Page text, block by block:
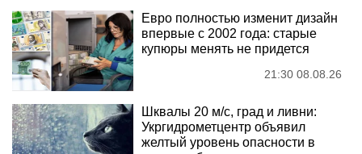
Евро полностью изменит дизайн
впервые с 2002 года: старые
купюры менять не придется
21:30 08.08.26
Шквалы 20 м/с, град и ливни:
Укргидрометцентр объявил
желтый уровень опасности в